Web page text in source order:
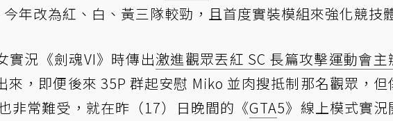
今年改為紅、白、黃三隊較勁，且首度實裝模組來強化競技
實況《劍魂VI》時傳出激進觀眾丟紅 SC 長篇攻擊運動會主
來，即便後來 35P 群起安慰 Miko 並肉搜抵制那名觀眾，
非常難受，就在昨（17）日晚間的《GTA5》線上模式實況